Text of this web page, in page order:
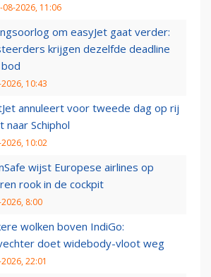
08-2026, 11:06
om easyJet gaat verder:
krijgen dezelfde deadline
10:43
annuleert voor tweede dag op rij
naar Schiphol
10:02
wijst Europese airlines op
rook in de cockpit
8:00
wolken boven IndiGo:
doet widebody-vloot weg
22:01